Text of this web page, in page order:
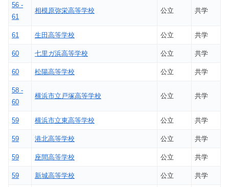
56 -
61
相模原弥栄高等学校 公立 共学
61 生田高等学校 公立 共学
60 七里ガ浜高等学校 公立 共学
60 松陽高等学校 公立 共学
58 -
60
横浜市立戸塚高等学校 公立 共学
59 横浜市立東高等学校 公立 共学
59 港北高等学校 公立 共学
59 座間高等学校 公立 共学
59 新城高等学校 公立 共学